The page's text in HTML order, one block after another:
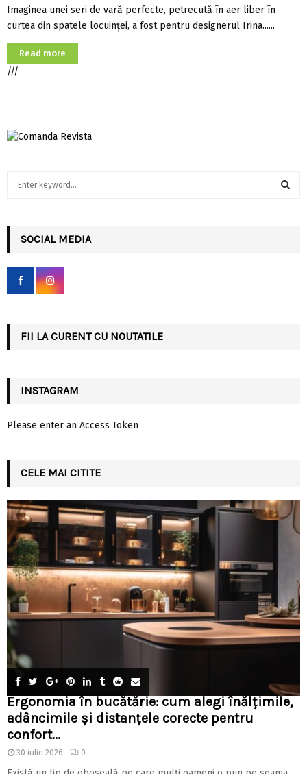
Imaginea unei seri de vară perfecte, petrecută în aer liber în
curtea din spatele locuinţei, a fost pentru designerul Irina......
Read more
///
h
f
r
SOCIAL MEDIA
FII LA CURENT CU NOUTATILE
INSTAGRAM
Please enter an Access Token
CELE MAI CITITE
Ergonomia în bucătărie: cum alegi înălțimile,
adâncimile și distanțele corecte pentru
confort...
30 iulie 2026 0